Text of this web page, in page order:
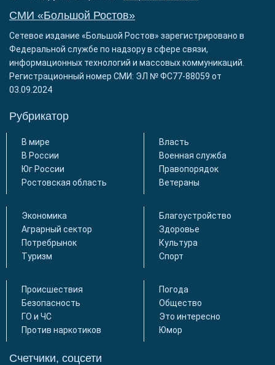
СМИ «Большой Ростов»
Сетевое издание «Большой Ростов» зарегистрировано в
Федеральной службе по надзору в сфере связи,
информационных технологий и массовых коммуникаций.
Регистрационный номер СМИ: ЭЛ № ФС77-88059 от
03.09.2024
Рубрикатор
В мире
В России
Юг России
Ростовская область
Власть
Военная служба
Правопорядок
Ветераны
Экономика
Аграрный сектор
Потребрынок
Туризм
Благоустройство
Здоровье
Культура
Спорт
Происшествия
Безопасность
ГО и ЧС
Против наркотиков
Погода
Общество
Это интересно
Юмор
Счетчики, соцсети